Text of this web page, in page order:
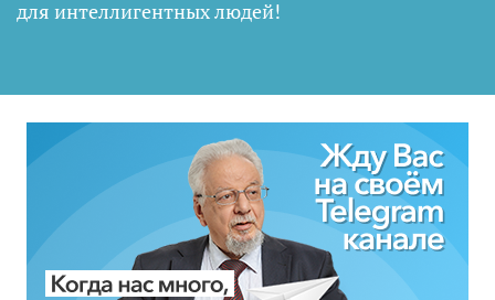
для интеллигентных людей!